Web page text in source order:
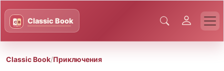
Classic Book/Приключения